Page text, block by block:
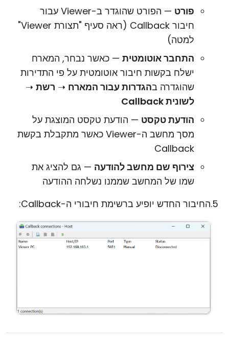
פורט
— הפורט שהוגדר ב-Viewer עבור
חיבור Callback (ראה סעיף "תצורת Viewer"
למטה)
התחבר אוטומטית — כאשר נבחר, המארח
ישלח בקשות חיבור אוטומטית על פי התדירות
שהוגדרה בהגדרות עבור המארח ➝ רשת ➝
לשונית Callback
הודעת טקסט — הודעת טקסט המוצגת על
מסך מחשב ה-Viewer כאשר מתקבלת בקשת
Callback
צירוף שם מחשב להודעה — גם להציג את
שמו של המחשב שממנו נשלחה ההודעה
החיבור החדש יופיע ברשימת חיבורי ה-Callback: